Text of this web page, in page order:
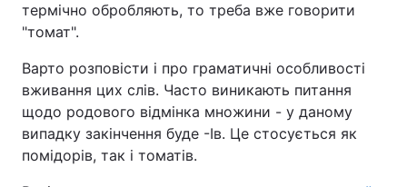
термічно обробляють, то треба вже говорити
"томат".
Варто розповісти і про граматичні особливості
вживання цих слів. Часто виникають питання
щодо родового відмінка множини - у даному
випадку закінчення буде -Ів. Це стосується як
помідорів, так і томатів.